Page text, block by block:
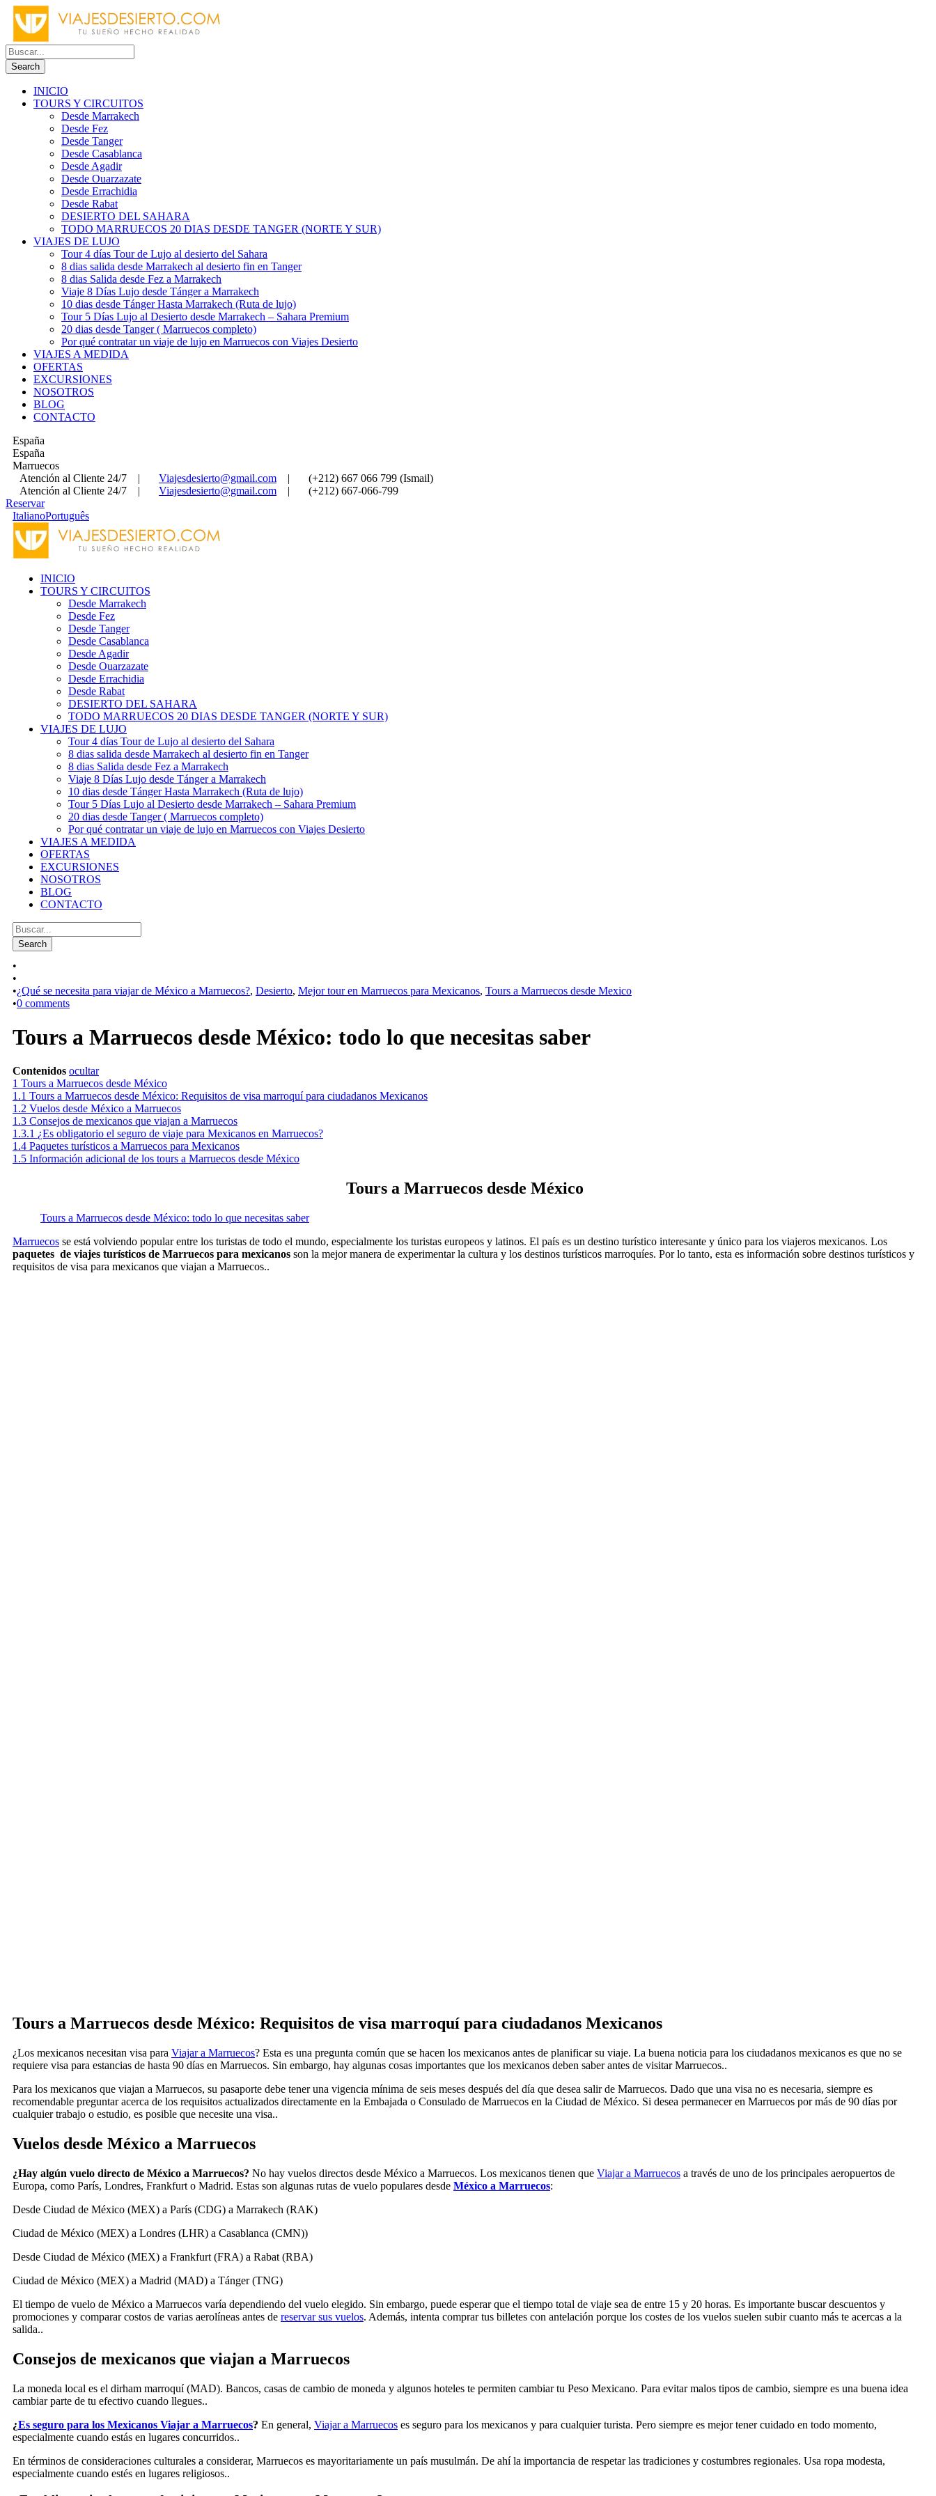
INICIO
TOURS Y CIRCUITOS
Desde Marrakech
Desde Fez
Desde Tanger
Desde Casablanca
Desde Agadir
Desde Ouarzazate
Desde Errachidia
Desde Rabat
DESIERTO DEL SAHARA
TODO MARRUECOS 20 DIAS DESDE TANGER (NORTE Y SUR)
VIAJES DE LUJO
Tour 4 días Tour de Lujo al desierto del Sahara
8 dias salida desde Marrakech al desierto fin en Tanger
8 dias Salida desde Fez a Marrakech
Viaje 8 Días Lujo desde Tánger a Marrakech
10 dias desde Tánger Hasta Marrakech (Ruta de lujo)
Tour 5 Días Lujo al Desierto desde Marrakech – Sahara Premium
20 dias desde Tanger ( Marruecos completo)
Por qué contratar un viaje de lujo en Marruecos con Viajes Desierto
VIAJES A MEDIDA
OFERTAS
EXCURSIONES
NOSOTROS
BLOG
CONTACTO
España
España
Marruecos
Atención al Cliente 24/7
| Viajesdesierto@gmail.com |
(+212) 667 066 799 (Ismail)
Atención al Cliente 24/7
| Viajesdesierto@gmail.com |
(+212) 667-066-799
Reservar
ItalianoPortuguês
INICIO
TOURS Y CIRCUITOS
Desde Marrakech
Desde Fez
Desde Tanger
Desde Casablanca
Desde Agadir
Desde Ouarzazate
Desde Errachidia
Desde Rabat
DESIERTO DEL SAHARA
TODO MARRUECOS 20 DIAS DESDE TANGER (NORTE Y SUR)
VIAJES DE LUJO
Tour 4 días Tour de Lujo al desierto del Sahara
8 dias salida desde Marrakech al desierto fin en Tanger
8 dias Salida desde Fez a Marrakech
Viaje 8 Días Lujo desde Tánger a Marrakech
10 dias desde Tánger Hasta Marrakech (Ruta de lujo)
Tour 5 Días Lujo al Desierto desde Marrakech – Sahara Premium
20 dias desde Tanger ( Marruecos completo)
Por qué contratar un viaje de lujo en Marruecos con Viajes Desierto
VIAJES A MEDIDA
OFERTAS
EXCURSIONES
NOSOTROS
BLOG
CONTACTO
•
•
•¿Qué se necesita para viajar de México a Marruecos?, Desierto, Mejor tour en Marruecos para Mexicanos, Tours a Marruecos desde Mexico
•0 comments
Tours a Marruecos desde México: todo lo que necesitas saber
Contenidos ocultar
1 Tours a Marruecos desde México
1.1 Tours a Marruecos desde México: Requisitos de visa marroquí para ciudadanos Mexicanos
1.2 Vuelos desde México a Marruecos
1.3 Consejos de mexicanos que viajan a Marruecos
1.3.1 ¿Es obligatorio el seguro de viaje para Mexicanos en Marruecos?
1.4 Paquetes turísticos a Marruecos para Mexicanos
1.5 Información adicional de los tours a Marruecos desde México
Tours a Marruecos desde México
Tours a Marruecos desde México: todo lo que necesitas saber
Marruecos se está volviendo popular entre los turistas de todo el mundo, especialmente los turistas europeos y latinos. El país es un destino turístico interesante y único para los viajeros mexicanos. Los
paquetes de viajes turísticos de Marruecos para mexicanos son la mejor manera de experimentar la cultura y los destinos turísticos marroquíes. Por lo tanto, esta es información sobre destinos turísticos y
requisitos de visa para mexicanos que viajan a Marruecos..
Tours a Marruecos desde México: Requisitos de visa marroquí para ciudadanos Mexicanos
¿Los mexicanos necesitan visa para Viajar a Marruecos? Esta es una pregunta común que se hacen los mexicanos antes de planificar su viaje. La buena noticia para los ciudadanos mexicanos es que no se
requiere visa para estancias de hasta 90 días en Marruecos. Sin embargo, hay algunas cosas importantes que los mexicanos deben saber antes de visitar Marruecos..
Para los mexicanos que viajan a Marruecos, su pasaporte debe tener una vigencia mínima de seis meses después del día que desea salir de Marruecos. Dado que una visa no es necesaria, siempre es
recomendable preguntar acerca de los requisitos actualizados directamente en la Embajada o Consulado de Marruecos en la Ciudad de México. Si desea permanecer en Marruecos por más de 90 días por
cualquier trabajo o estudio, es posible que necesite una visa..
Vuelos desde México a Marruecos
¿Hay algún vuelo directo de México a Marruecos? No hay vuelos directos desde México a Marruecos. Los mexicanos tienen que Viajar a Marruecos a través de uno de los principales aeropuertos de
Europa, como París, Londres, Frankfurt o Madrid. Estas son algunas rutas de vuelo populares desde México a Marruecos:
Desde Ciudad de México (MEX) a París (CDG) a Marrakech (RAK)
Ciudad de México (MEX) a Londres (LHR) a Casablanca (CMN))
Desde Ciudad de México (MEX) a Frankfurt (FRA) a Rabat (RBA)
Ciudad de México (MEX) a Madrid (MAD) a Tánger (TNG)
El tiempo de vuelo de México a Marruecos varía dependiendo del vuelo elegido. Sin embargo, puede esperar que el tiempo total de viaje sea de entre 15 y 20 horas. Es importante buscar descuentos y
promociones y comparar costos de varias aerolíneas antes de reservar sus vuelos. Además, intenta comprar tus billetes con antelación porque los costes de los vuelos suelen subir cuanto más te acercas a la
salida..
Consejos de mexicanos que viajan a Marruecos
La moneda local es el dirham marroquí (MAD). Bancos, casas de cambio de moneda y algunos hoteles te permiten cambiar tu Peso Mexicano. Para evitar malos tipos de cambio, siempre es una buena idea
cambiar parte de tu efectivo cuando llegues..
¿Es seguro para los Mexicanos Viajar a Marruecos? En general, Viajar a Marruecos es seguro para los mexicanos y para cualquier turista. Pero siempre es mejor tener cuidado en todo momento,
especialmente cuando estás en lugares concurridos..
En términos de consideraciones culturales a considerar, Marruecos es mayoritariamente un país musulmán. De ahí la importancia de respetar las tradiciones y costumbres regionales. Usa ropa modesta,
especialmente cuando estés en lugares religiosos..